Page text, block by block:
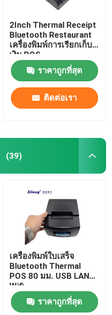
2Inch Thermal Receipt
Bluetooth Restaurant
เครื่องพิมพ์การเรียกเก็บ
เงิน POS
ราคาถูกที่สุด
ติดต่อเรา
(39)
เครื่องพิมพ์ใบเสร็จ
Bluetooth Thermal
POS 80 มม. USB LAN
Wifi
ราคาถูกที่สุด